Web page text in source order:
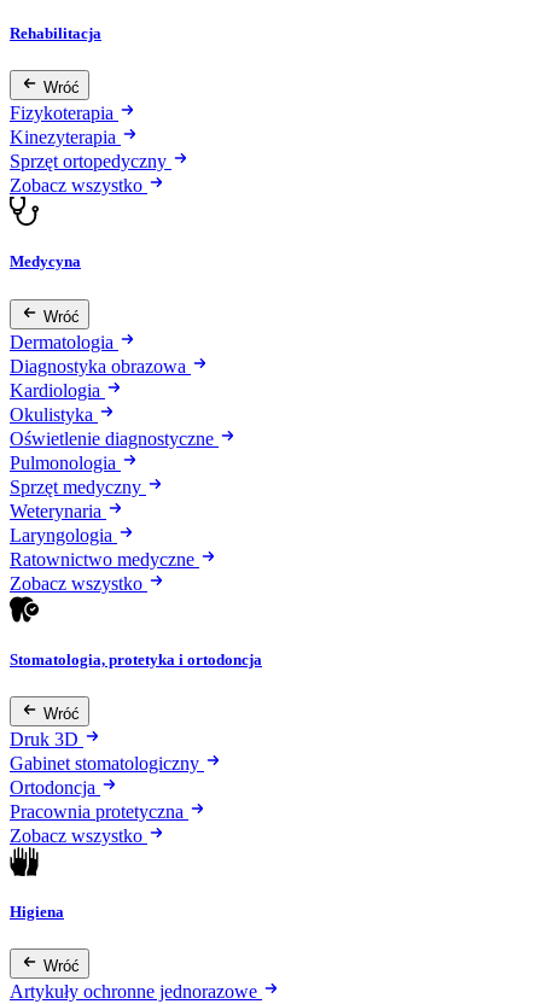
Rehabilitacja
Wróć
Fizykoterapia
Kinezyterapia
Sprzęt ortopedyczny
Zobacz wszystko
Medycyna
Wróć
Dermatologia
Diagnostyka obrazowa
Kardiologia
Okulistyka
Oświetlenie diagnostyczne
Pulmonologia
Sprzęt medyczny
Weterynaria
Laryngologia
Ratownictwo medyczne
Zobacz wszystko
Stomatologia, protetyka i ortodoncja
Wróć
Druk 3D
Gabinet stomatologiczny
Ortodoncja
Pracownia protetyczna
Zobacz wszystko
Higiena
Wróć
Artykuły ochronne jednorazowe